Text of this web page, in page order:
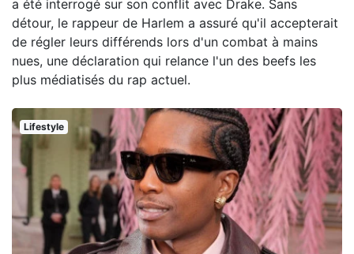
a été interrogé sur son conflit avec Drake. Sans
détour, le rappeur de Harlem a assuré qu'il accepterait
de régler leurs différends lors d'un combat à mains
nues, une déclaration qui relance l'un des beefs les
plus médiatisés du rap actuel.
Lifestyle